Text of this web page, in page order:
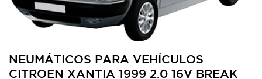
NEUMÁTICOS PARA VEHÍCULOS
CITROEN XANTIA 1999 2.0 16V BREAK